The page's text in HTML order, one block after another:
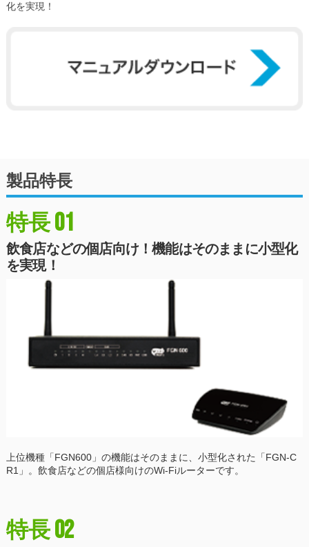
化を実現！
製品特長
特長01
飲食店などの個店向け！機能はそのままに小型化
を実現！
上位機種「FGN600」の機能はそのままに、小型化された「FGN-C
R1」。飲食店などの個店様向けのWi-Fiルーターです。
特長02